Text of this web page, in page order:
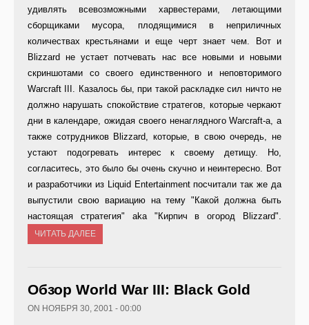
удивлять всевозможными харвестерами, летающими
сборщиками мусора, плодящимися в неприличных
количествах крестьянами и еще черт знает чем. Вот и
Blizzard не устает потчевать нас все новыми и новыми
скриншотами со своего единственного и неповторимого
Warcraft III. Казалось бы, при такой раскладке сил ничто не
должно нарушать спокойствие стратегов, которые черкают
дни в календаре, ожидая своего ненаглядного Warcraft-а, а
также сотрудников Blizzard, которые, в свою очередь, не
устают подогревать интерес к своему детищу. Но,
согласитесь, это было бы очень скучно и неинтересно. Вот
и разработчики из Liquid Entertainment посчитали так же да
выпустили свою вариацию на тему "Какой должна быть
настоящая стратегия" aka "Кирпич в огород Blizzard".
ЧИТАТЬ ДАЛЕЕ
Обзор World War III: Black Gold
ON НОЯБРЯ 30, 2001 - 00:00